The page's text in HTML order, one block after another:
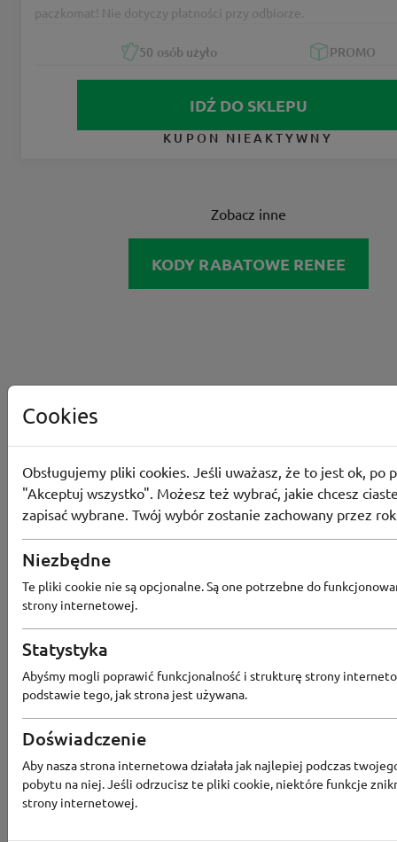
50 osób użyło PROMO
IDŹ DO SKLEPU
KUPON NIEAKTYWNY
paczkomat! Nie dotyczy płatności przy odbiorze.
Zobacz inne
KODY RABATOWE RENEE
Converse
Rabat -15% za zapis do newslettera
Cookies
Obsługujemy pliki cookies. Jeśli uważasz, że to jest ok, po
"Akceptuj wszystko". Możesz też wybrać, jakie chcesz
zapisać wybrane. Twój wybór zostanie zachowany przez
Niezbędne
Te pliki cookie nie są opcjonalne. Są one potrzebne do
strony internetowej.
Statystyka
Abyśmy mogli poprawić funkcjonalność i strukturę strony
podstawie tego, jak strona jest używana.
Doświadczenie
Aby nasza strona internetowa działała jak najlepiej podczas
pobytu na niej. Jeśli odrzucisz te pliki cookie, niektóre funkcje
strony internetowej.